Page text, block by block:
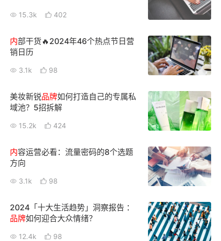
15.3k 402
内部干货🔥2024年46个热点节日营
销日历
3.1k 98
美妆新锐品牌如何打造自己的专属私
域池？5招拆解
15.2k 424
内容运营必看：流量密码的8个选题
方向
3.1k 98
2024「十大生活趋势」洞察报告 ：
品牌如何迎合大众情绪？
12.4k 98